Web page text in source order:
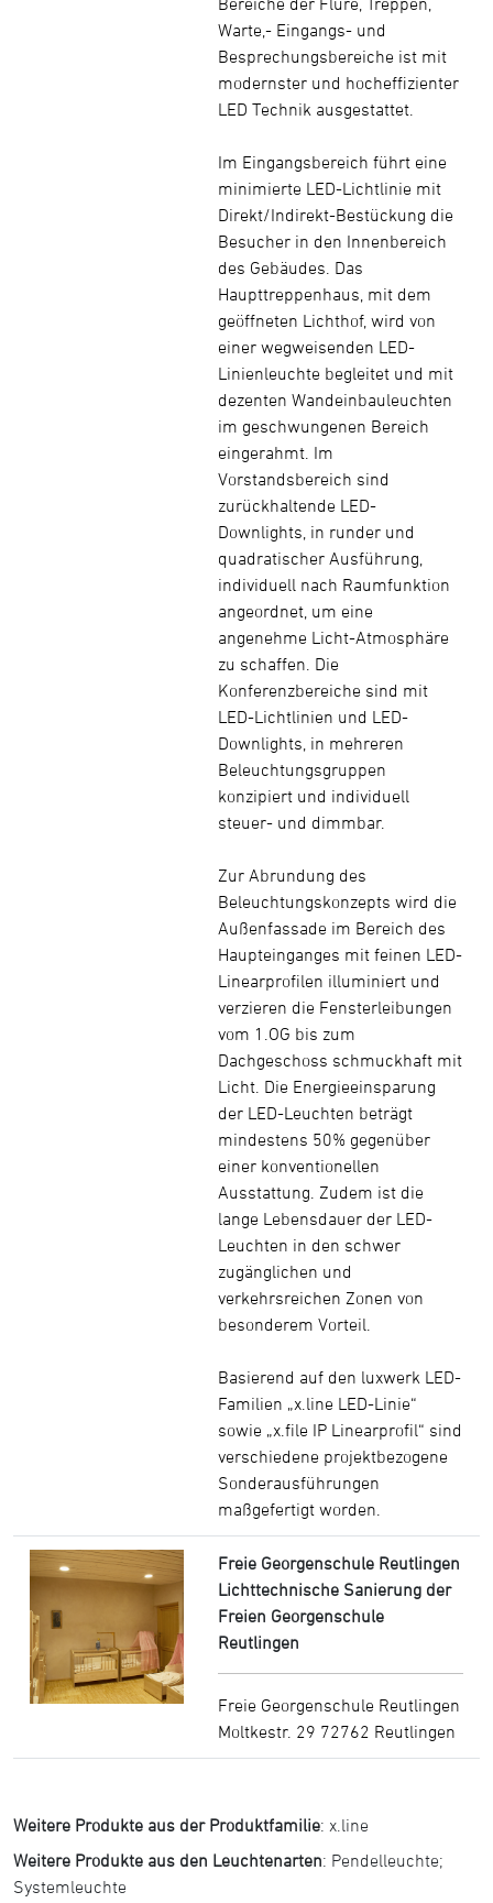
Warte,- Eingangs- und
Besprechungsbereiche ist mit
modernster und hocheffizienter
LED Technik ausgestattet.
Im Eingangsbereich führt eine
minimierte LED-Lichtlinie mit
Direkt/Indirekt-Bestückung die
Besucher in den Innenbereich
des Gebäudes. Das
Haupttreppenhaus, mit dem
geöffneten Lichthof, wird von
einer wegweisenden LED-
Linienleuchte begleitet und mit
dezenten Wandeinbauleuchten
im geschwungenen Bereich
eingerahmt. Im
Vorstandsbereich sind
zurückhaltende LED-
Downlights, in runder und
quadratischer Ausführung,
individuell nach Raumfunktion
angeordnet, um eine
angenehme Licht-Atmosphäre
zu schaffen. Die
Konferenzbereiche sind mit
LED-Lichtlinien und LED-
Downlights, in mehreren
Beleuchtungsgruppen
konzipiert und individuell
steuer- und dimmbar.
Zur Abrundung des
Beleuchtungskonzepts wird die
Außenfassade im Bereich des
Haupteinganges mit feinen LED-
Linearprofilen illuminiert und
verzieren die Fensterleibungen
vom 1.OG bis zum
Dachgeschoss schmuckhaft mit
Licht. Die Energieeinsparung
der LED-Leuchten beträgt
mindestens 50% gegenüber
einer konventionellen
Ausstattung. Zudem ist die
lange Lebensdauer der LED-
Leuchten in den schwer
zugänglichen und
verkehrsreichen Zonen von
besonderem Vorteil.
Basierend auf den luxwerk LED-
Familien „x.line LED-Linie“
sowie „x.file IP Linearprofil“ sind
verschiedene projektbezogene
Sonderausführungen
maßgefertigt worden.
Freie Georgenschule Reutlingen
Lichttechnische Sanierung der
Freien Georgenschule
Reutlingen
Freie Georgenschule Reutlingen
Moltkestr. 29 72762 Reutlingen
Weitere Produkte aus der Produktfamilie: x.line
Weitere Produkte aus den Leuchtenarten: Pendelleuchte;
Systemleuchte